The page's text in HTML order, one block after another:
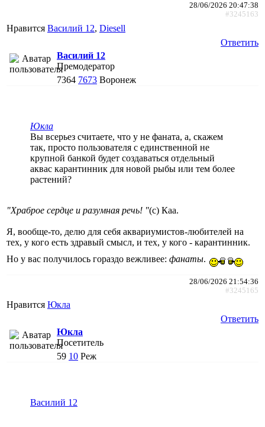
28/06/2026 20:47:38
#3245163
Нравится Василий 12, Diesell
Ответить
Василий 12
Премодератор
7364 7673 Воронеж
Юкла
Вы всерьез считаете, что у не фаната, а, скажем
так, просто пользователя с единственной не
крупной банкой будет создаваться отдельный
аквас карантинник для новой рыбы или тем более
растений?
"Храброе сердце и разумная речь! "(с) Каа.
Я, вообще-то, делю для себя аквариумистов-любителей на
тех, у кого есть здравый смысл, и тех, у кого - карантинник.
Но у вас получилось гораздо вежливее: фанаты.
28/06/2026 21:54:36
#3245165
Нравится Юкла
Ответить
Юкла
Посетитель
59 10 Реж
Василий 12